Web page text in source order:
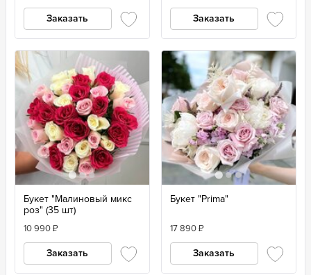
Заказать Заказать
Букет "Малиновый микс
роз" (35 шт)
10 990₽
Заказать
Букет "Prima"
17 890₽
Заказать